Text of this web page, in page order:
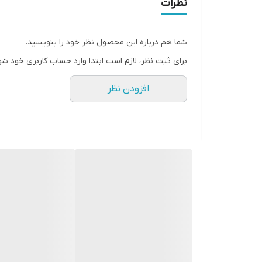
نظرات
شما هم درباره این محصول نظر خود را بنویسید.
برای ثبت نظر، لازم است ابتدا وارد حساب کاربری خود
افزودن نظر